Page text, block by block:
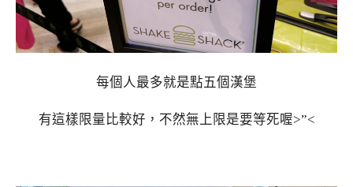
每個人最多就是點五個漢堡
有這樣限量比較好，不然無上限是要等死喔>”<